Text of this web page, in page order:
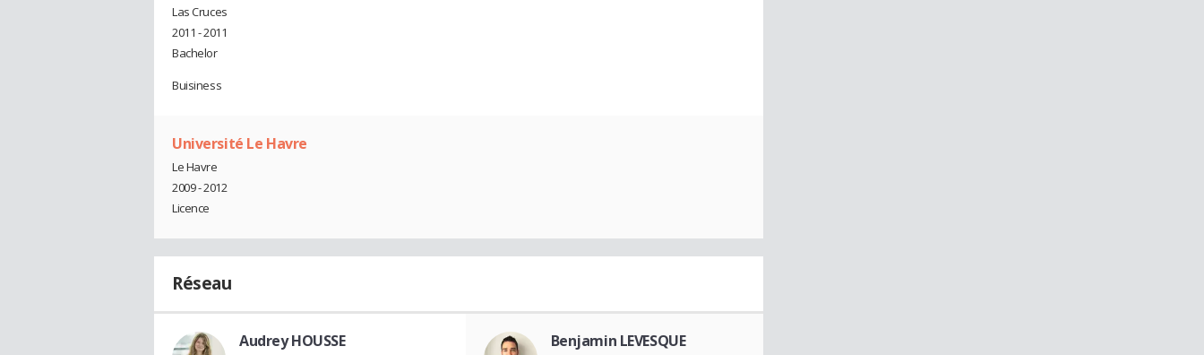
Las Cruces
2011 - 2011
Bachelor
Buisiness
Université Le Havre
Le Havre
2009 - 2012
Licence
Réseau
Audrey HOUSSE Benjamin LEVESQUE